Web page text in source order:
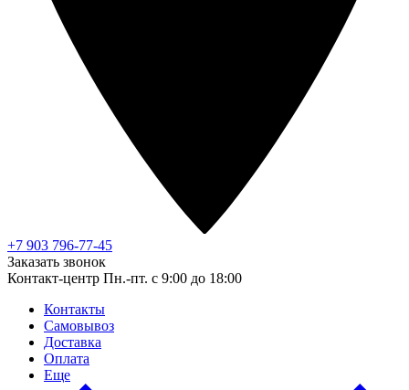
+7 903 796-77-45
Заказать звонок
Контакт-центр Пн.-пт. с 9:00 до 18:00
Контакты
Самовывоз
Доставка
Оплата
Еще